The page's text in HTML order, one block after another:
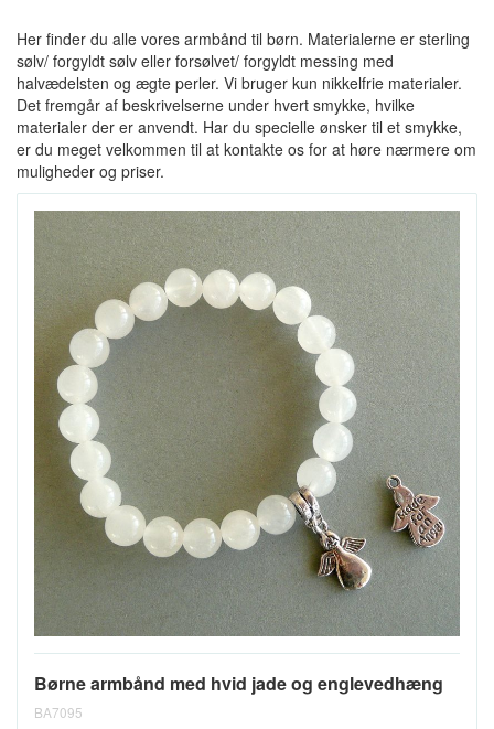
Her finder du alle vores armbånd til børn. Materialerne er sterling
sølv/ forgyldt sølv eller forsølvet/ forgyldt messing med
halvædelsten og ægte perler. Vi bruger kun nikkelfrie materialer.
Det fremgår af beskrivelserne under hvert smykke, hvilke
materialer der er anvendt. Har du specielle ønsker til et smykke,
er du meget velkommen til at kontakte os for at høre nærmere om
muligheder og priser.
Børne armbånd med hvid jade og englevedhæng
BA7095